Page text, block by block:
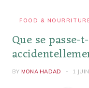
FOOD &
Que se
BY MONA HADAD 1